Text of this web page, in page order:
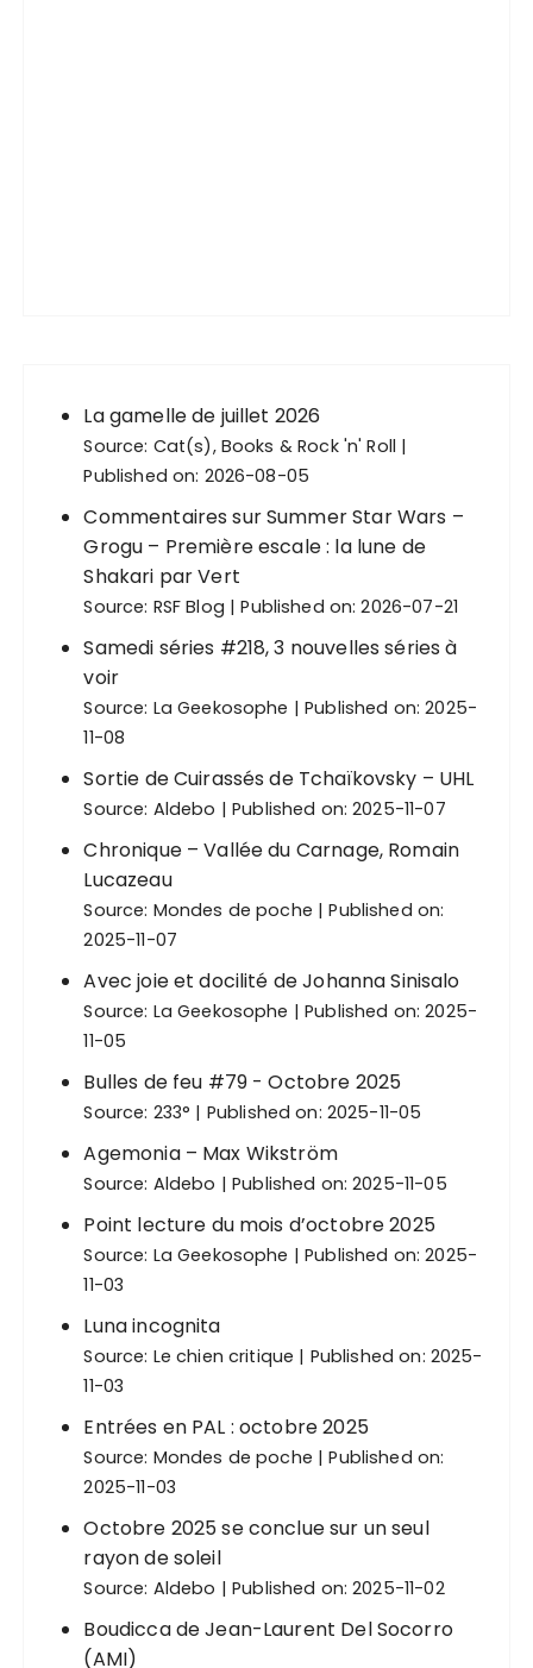
La gamelle de juillet 2026
Source: Cat(s), Books & Rock 'n' Roll
Published on: 2026-08-05
Commentaires sur Summer Star Wars –
Grogu – Première escale : la lune de
Shakari par Vert
Source: RSF Blog Published on: 2026-07-21
Samedi séries #218, 3 nouvelles séries à
voir
Source: La Geekosophe
Published on: 2025-
11-08
Sortie de Cuirassés de Tchaïkovsky – UHL
Source: Aldebo Published on: 2025-11-07
Chronique – Vallée du Carnage, Romain
Lucazeau
Source: Mondes de poche
Published on:
2025-11-07
Avec joie et docilité de Johanna Sinisalo
Source: La Geekosophe
Published on: 2025-
11-05
Bulles de feu #79 - Octobre 2025
Source: 233° Published on: 2025-11-05
Agemonia – Max Wikström
Source: Aldebo Published on: 2025-11-05
Point lecture du mois d’octobre 2025
Source: La Geekosophe
Published on: 2025-
11-03
Luna incognita
Source: Le chien critique
Published on: 2025-
11-03
Entrées en PAL : octobre 2025
Source: Mondes de poche
Published on:
2025-11-03
Octobre 2025 se conclue sur un seul
rayon de soleil
Source: Aldebo Published on: 2025-11-02
Boudicca de Jean-Laurent Del Socorro
(AMI)